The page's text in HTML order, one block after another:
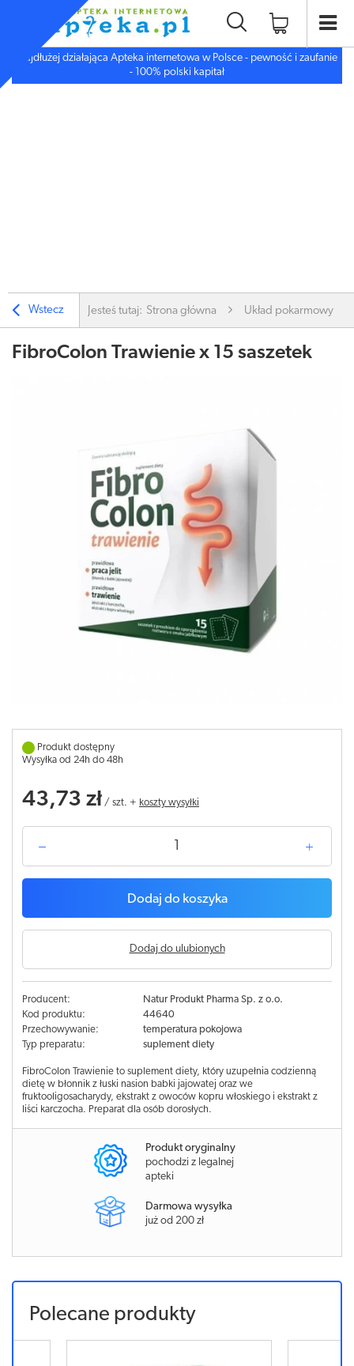
Najdłużej działająca Apteka internetowa w Polsce - pewność i zaufanie
- 100% polski kapitał
Wstecz Jesteś tutaj: Strona główna Układ pokarmowy
FibroColon Trawienie x 15 saszetek
Produkt dostępny
Wysyłka od 24h do 48h
43,73 zł / szt. + koszty wysyłki
Dodaj do koszyka
Dodaj do ulubionych
Producent:
Natur Produkt Pharma Sp. z o.o.
Kod produktu:
44640
Przechowywanie:
temperatura pokojowa
Typ preparatu:
suplement diety
FibroColon Trawienie to suplement diety, który uzupełnia codzienną
dietę w błonnik z łuski nasion babki jajowatej oraz we
fruktooligosacharydy, ekstrakt z owoców kopru włoskiego i ekstrakt z
liści karczocha. Preparat dla osób dorosłych.
Produkt oryginalny
pochodzi z legalnej
apteki
Darmowa wysyłka
już od 200 zł
Polecane produkty